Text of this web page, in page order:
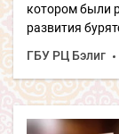
котором были
развития
ГБУ РЦ Бэлиг